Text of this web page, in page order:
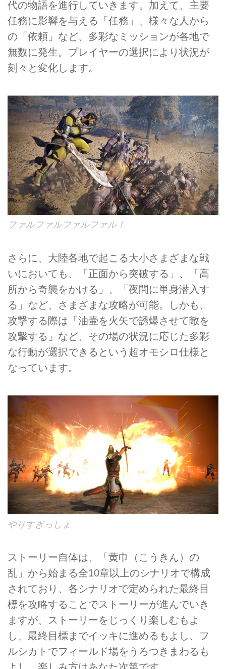
代の物語を進行していきます。加えて、主要
任務に影響を与える「任務」、様々な人から
の「依頼」など、多彩なミッションが各地で
無数に発生。プレイヤーの選択により状況が
刻々と変化します。
ファルファルファルファル！
さらに、大陸各地で起こる大小さまざまな戦
いにおいても、「正面から突破する」、「高
所から奇襲をかける」、「夜間に単身潜入す
る」など、さまざまな攻略が可能。しかも、
攻撃する際は「油壷を火矢で誘爆させて敵を
攻撃する」など、その場の状況に応じた多彩
な行動が選択できるという超オモシロ仕様と
なっています。
やりすぎっしょ
ストーリー自体は、「黄巾（こうきん）の
乱」から始まる全10章以上のシナリオで構成
されており、各シナリオで定められた最終目
標を攻略することでストーリーが進んでいき
ますが、ストーリーをじっくり楽しむもよ
し、最終目標までイッキに進めるもよし、フ
ルシカトでフィールド場をうろつきまわるも